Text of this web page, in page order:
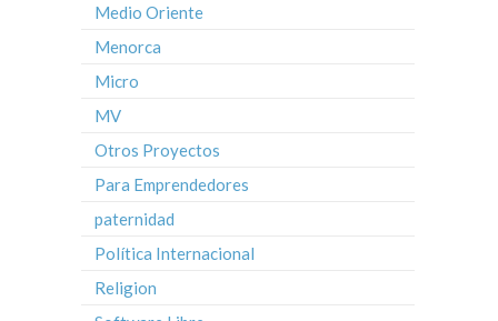
Medio Oriente
Menorca
Micro
MV
Otros Proyectos
Para Emprendedores
paternidad
Política Internacional
Religion